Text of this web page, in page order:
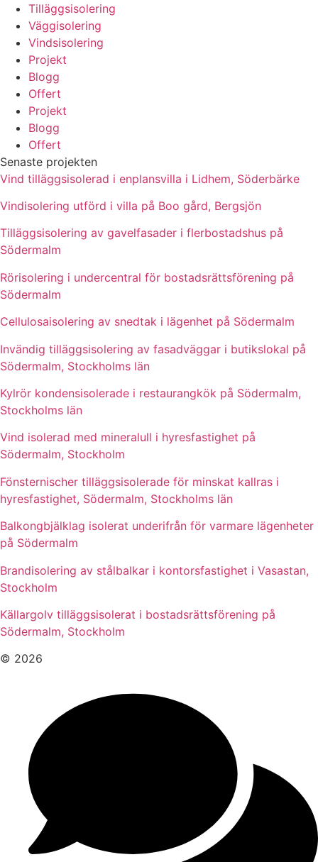
Tilläggsisolering
Väggisolering
Vindsisolering
Projekt
Blogg
Offert
Projekt
Blogg
Offert
Senaste projekten
Vind tilläggsisolerad i enplansvilla i Lidhem, Söderbärke
Vindisolering utförd i villa på Boo gård, Bergsjön
Tilläggsisolering av gavelfasader i flerbostadshus på
Södermalm
Rörisolering i undercentral för bostadsrättsförening på
Södermalm
Cellulosaisolering av snedtak i lägenhet på Södermalm
Invändig tilläggsisolering av fasadväggar i butikslokal på
Södermalm, Stockholms län
Kylrör kondensisolerade i restaurangkök på Södermalm,
Stockholms län
Vind isolerad med mineralull i hyresfastighet på
Södermalm, Stockholm
Fönsternischer tilläggsisolerade för minskat kallras i
hyresfastighet, Södermalm, Stockholms län
Balkongbjälklag isolerat underifrån för varmare lägenheter
på Södermalm
Brandisolering av stålbalkar i kontorsfastighet i Vasastan,
Stockholm
Källargolv tilläggsisolerat i bostadsrättsförening på
Södermalm, Stockholm
© 2026